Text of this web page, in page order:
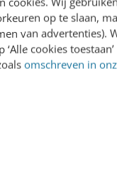
op te slaan,
van advertenties).
‘Alle cookies
omschreven in
muis omhoog
up wordt
hun